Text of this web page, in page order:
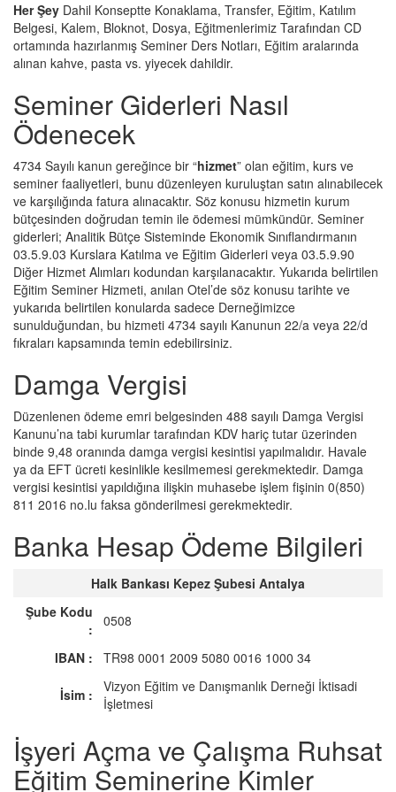
Her Şey Dahil Konseptte Konaklama, Transfer, Eğitim, Katılım
Belgesi, Kalem, Bloknot, Dosya, Eğitmenlerimiz Tarafından CD
ortamında hazırlanmış Seminer Ders Notları, Eğitim aralarında
alınan kahve, pasta vs. yiyecek dahildir.
Seminer Giderleri Nasıl
Ödenecek
4734 Sayılı kanun gereğince bir “hizmet” olan eğitim, kurs ve
seminer faaliyetleri, bunu düzenleyen kuruluştan satın alınabilecek
ve karşılığında fatura alınacaktır. Söz konusu hizmetin kurum
bütçesinden doğrudan temin ile ödemesi mümkündür. Seminer
giderleri; Analitik Bütçe Sisteminde Ekonomik Sınıflandırmanın
03.5.9.03 Kurslara Katılma ve Eğitim Giderleri veya 03.5.9.90
Diğer Hizmet Alımları kodundan karşılanacaktır. Yukarıda belirtilen
Eğitim Seminer Hizmeti, anılan Otel’de söz konusu tarihte ve
yukarıda belirtilen konularda sadece Derneğimizce
sunulduğundan, bu hizmeti 4734 sayılı Kanunun 22/a veya 22/d
fıkraları kapsamında temin edebilirsiniz.
Damga Vergisi
Düzenlenen ödeme emri belgesinden 488 sayılı Damga Vergisi
Kanunu’na tabi kurumlar tarafından KDV hariç tutar üzerinden
binde 9,48 oranında damga vergisi kesintisi yapılmalıdır. Havale
ya da EFT ücreti kesinlikle kesilmemesi gerekmektedir. Damga
vergisi kesintisi yapıldığına ilişkin muhasebe işlem fişinin 0(850)
811 2016 no.lu faksa gönderilmesi gerekmektedir.
Banka Hesap Ödeme Bilgileri
Halk Bankası Kepez Şubesi Antalya
Şube Kodu
:
0508
IBAN : TR98 0001 2009 5080 0016 1000 34
İsim :
Vizyon Eğitim ve Danışmanlık Derneği İktisadi
İşletmesi
İşyeri Açma ve Çalışma Ruhsat
Eğitim Seminerine Kimler